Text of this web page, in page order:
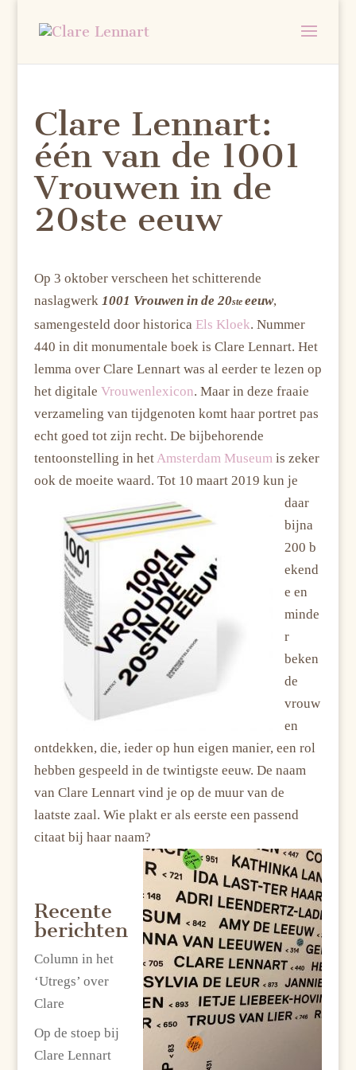
Clare Lennart:
één van de 1001
Vrouwen in de
20ste eeuw
Op 3 oktober verscheen het schitterende
naslagwerk 1001 Vrouwen in de 20ste eeuw,
samengesteld door historica Els Kloek. Nummer
440 in dit monumentale boek is Clare Lennart. Het
lemma over Clare Lennart was al eerder te lezen op
het digitale Vrouwenlexicon. Maar in deze fraaie
verzameling van tijdgenoten komt haar portret pas
echt goed tot zijn recht. De bijbehorende
tentoonstelling in hetAmsterdam Museumis zeker
ook de moeite waard. Tot 10 maart 2019 kun je
daar
bijna
200 b
ekend
e en
minde
r
beken
de
vrouw
en
ontdekken, die, ieder op hun eigen manier, een rol
hebben gespeeld in de twintigste eeuw. De naam
van Clare Lennart vind je op de muur van de
laatste zaal. Wie plakt er als eerste een passend
citaat bij haar naam?
Recente
berichten
Column in het
‘Utregs’ over
Clare
Op de stoep bij
Clare Lennart